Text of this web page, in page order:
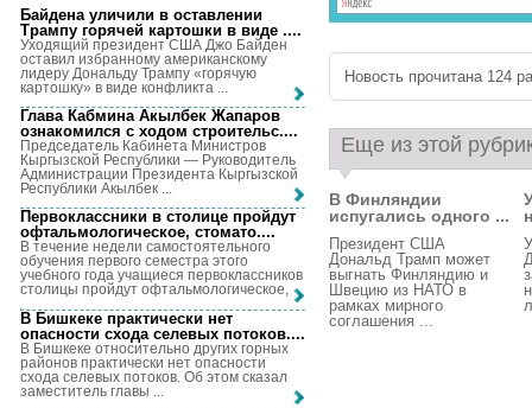
Новость прочитана 124
Еще из этой
В Финляндии
испугались одного ...
Президент США
Дональд Трамп может
выгнать Финляндию и
Швецию из НАТО в
рамках мирного
соглашения ...
Байдена уличили в оставлении
Трампу горячей картошки в виде ....
Уходящий президент США Джо Байден
оставил избранному американскому
лидеру Дональду Трампу «горячую
картошку» в виде конфликта ...
Глава Кабмина Акылбек Жапаров
ознакомился с ходом строительс....
Председатель Кабинета Министров
Кыргызской Республики — Руководитель
Администрации Президента Кыргызской
Республики Акылбек ...
Первоклассники в столице пройдут
офтальмологическое, стомато....
В течение недели самостоятельного
обучения первого семестра этого
учебного года учащиеся первоклассников
столицы пройдут офтальмологическое, ...
В Бишкеке практически нет
опасности схода селевых потоков....
В Бишкеке относительно других горных
районов практически нет опасности
схода селевых потоков. Об этом сказал
заместитель главы ...